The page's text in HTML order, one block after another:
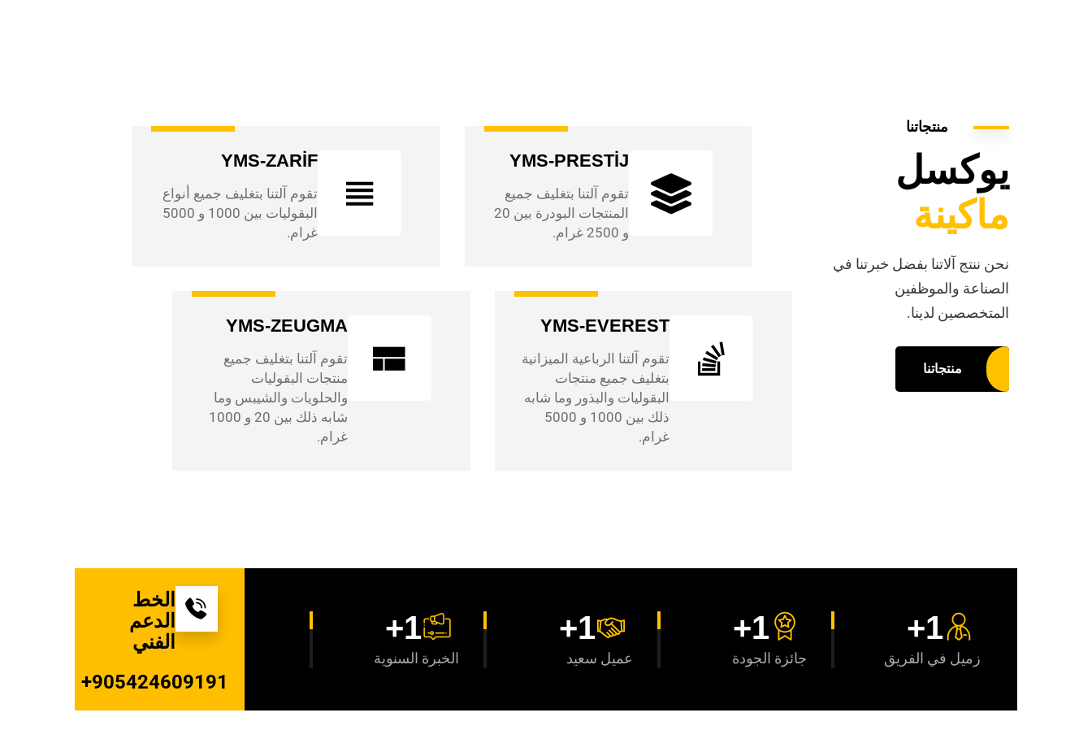
منتجاتنا
يوكسل
ماكينة
نحن ننتج آلاتنا بفضل خبرتنا في
الصناعة والموظفين
المتخصصين لدينا.
منتجاتنا
YMS-PRESTİJ
تقوم آلتنا بتغليف جميع
المنتجات البودرة بين 20
و 2500 غرام.
YMS-ZARİF
تقوم آلتنا بتغليف جميع أنواع
البقوليات بين 1000 و 5000
غرام.
YMS-EVEREST
تقوم آلتنا الرباعية الميزانية
بتغليف جميع منتجات
البقوليات والبذور وما شابه
ذلك بين 1000 و 5000
غرام.
YMS-ZEUGMA
تقوم آلتنا بتغليف جميع
منتجات البقوليات
والحلويات والشيبس وما
شابه ذلك بين 20 و 1000
غرام.
1
+
زميل في الفريق
1
+
جائزة الجودة
1
+
عميل سعيد
1
+
الخبرة السنوية
الخط
الدعم
الفني
905424609191+